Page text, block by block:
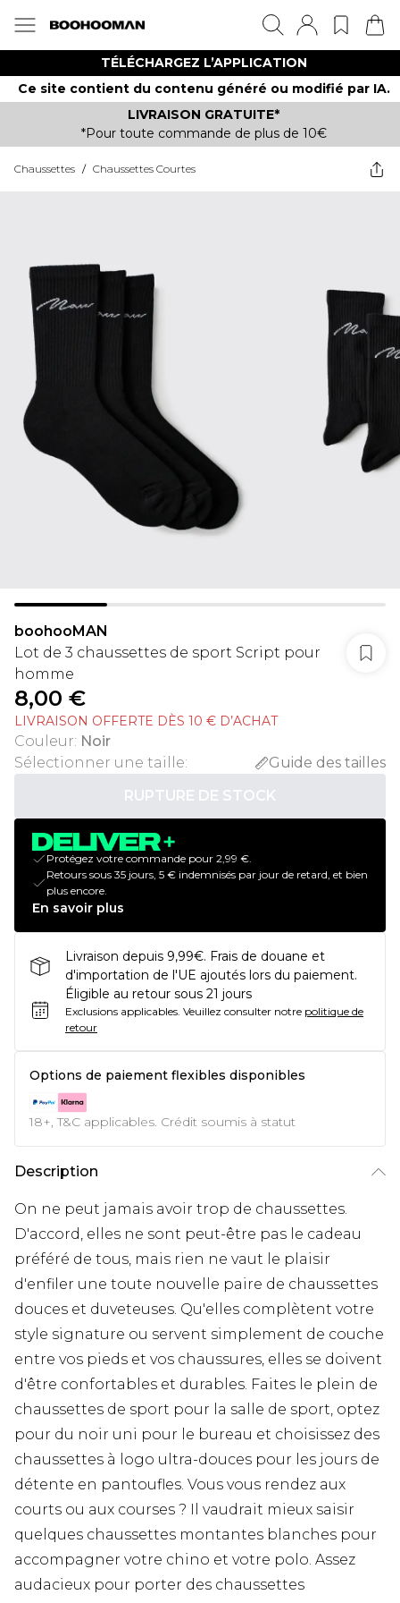
TÉLÉCHARGEZ L’APPLICATION
Ce site contient du contenu généré ou modifié par IA.
LIVRAISON GRATUITE*
*Pour toute commande de plus de 10€
Chaussettes / Chaussettes Courtes
boohooMAN
Lot de 3 chaussettes de sport Script pour
homme
8,00 €
LIVRAISON OFFERTE DÈS 10 € D’ACHAT
Couleur: Noir
Sélectionner une taille:
Guide des tailles
RUPTURE DE STOCK
Protégez votre commande pour 2,99 €.
Retours sous 35 jours, 5 € indemnisés par jour de retard, et bien
plus encore.
En savoir plus
Livraison depuis 9,99€. Frais de douane et
d'importation de l'UE ajoutés lors du paiement.
Éligible au retour sous 21 jours
Exclusions applicables. Veuillez consulter notre politique de
retour
Options de paiement flexibles disponibles
18+, T&C applicables. Crédit soumis à statut
Description
On ne peut jamais avoir trop de chaussettes.
D'accord, elles ne sont peut-être pas le cadeau
préféré de tous, mais rien ne vaut le plaisir
d'enfiler une toute nouvelle paire de chaussettes
douces et duveteuses. Qu'elles complètent votre
style signature ou servent simplement de couche
entre vos pieds et vos chaussures, elles se doivent
d'être confortables et durables. Faites le plein de
chaussettes de sport pour la salle de sport, optez
pour du noir uni pour le bureau et choisissez des
chaussettes à logo ultra-douces pour les jours de
détente en pantoufles. Vous vous rendez aux
courts ou aux courses ? Il vaudrait mieux saisir
quelques chaussettes montantes blanches pour
accompagner votre chino et votre polo. Assez
audacieux pour porter des chaussettes